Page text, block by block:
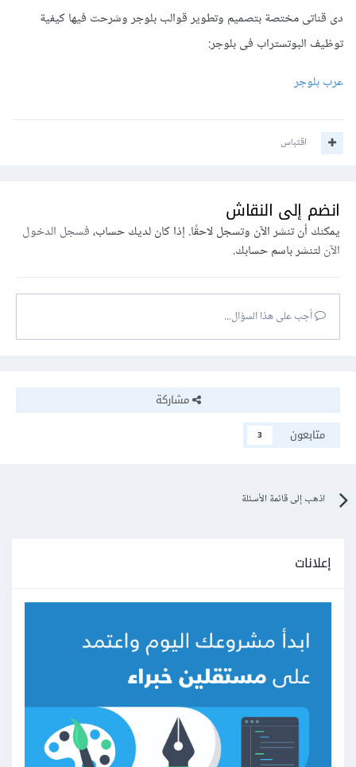
دى قناتى مختصة بتصميم وتطوير قوالب بلوجر وشرحت فيها كيفية
توظيف البوتستراب فى بلوجر:
عرب بلوجر
اقتباس
انضم إلى النقاش
يمكنك أن تنشر الآن وتسجل لاحقًا. إذا كان لديك حساب،فسجل الدخول
الآنلتنشر باسم حسابك.
أجب على هذا السؤال...
مشاركة
متابعون
3
اذهب إلى قائمة الأسئلة
إعلانات